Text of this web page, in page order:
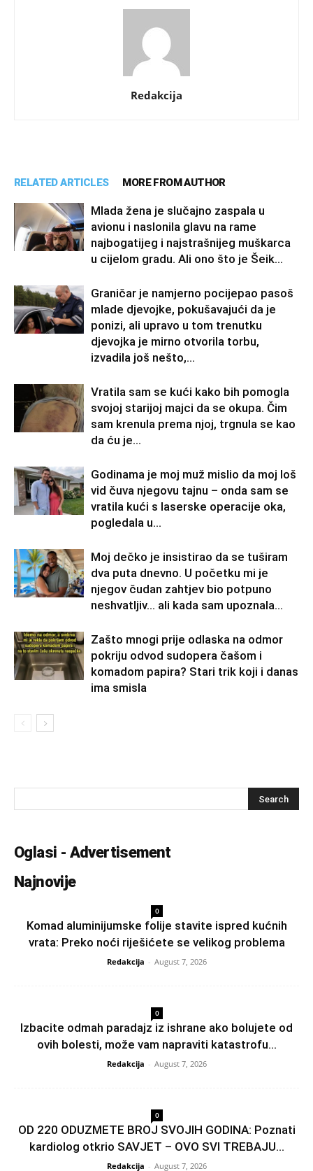
Redakcija
RELATED ARTICLES MORE FROM AUTHOR
Mlada žena je slučajno zaspala u
avionu i naslonila glavu na rame
najbogatijeg i najstrašnijeg muškarca
u cijelom gradu. Ali ono što je Šeik...
Graničar je namjerno pocijepao pasoš
mlade djevojke, pokušavajući da je
ponizi, ali upravo u tom trenutku
djevojka je mirno otvorila torbu,
izvadila još nešto,...
Vratila sam se kući kako bih pomogla
svojoj starijoj majci da se okupa. Čim
sam krenula prema njoj, trgnula se kao
da ću je...
Godinama je moj muž mislio da moj loš
vid čuva njegovu tajnu – onda sam se
vratila kući s laserske operacije oka,
pogledala u...
Moj dečko je insistirao da se tuširam
dva puta dnevno. U početku mi je
njegov čudan zahtjev bio potpuno
neshvatljiv… ali kada sam upoznala...
Zašto mnogi prije odlaska na odmor
pokriju odvod sudopera čašom i
komadom papira? Stari trik koji i danas
ima smisla
Oglasi - Advertisement
Najnovije
0
Komad aluminijumske folije stavite ispred kućnih
vrata: Preko noći riješićete se velikog problema
Redakcija - August 7, 2026
0
Izbacite odmah paradajz iz ishrane ako bolujete od
ovih bolesti, može vam napraviti katastrofu...
Redakcija - August 7, 2026
0
OD 220 ODUZMETE BROJ SVOJIH GODINA: Poznati
kardiolog otkrio SAVJET – OVO SVI TREBAJU...
Redakcija - August 7, 2026